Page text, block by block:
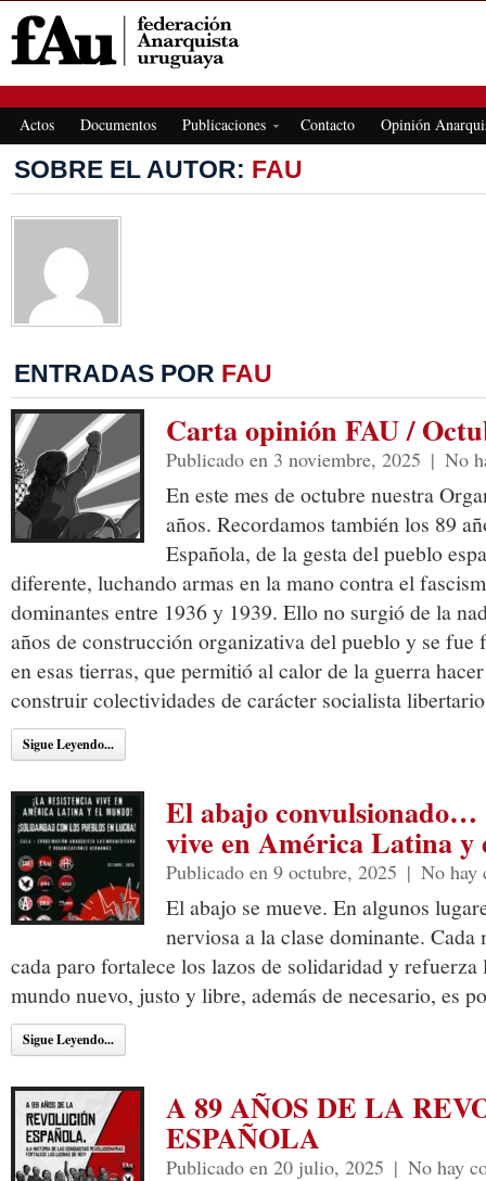
Actos Documentos Publicaciones Contacto Opinión
SOBRE EL AUTOR: FAU
ENTRADAS POR FAU
Carta opinión FAU /
Publicado en 3 noviembre, 2025 | No
En este mes de octubre nuestra
años. Recordamos también los 89
Española, de la gesta del pueblo
diferente, luchando armas en la mano contra el
dominantes entre 1936 y 1939. Ello no surgió de la
años de construcción organizativa del pueblo y se fue
en esas tierras, que permitió al calor de la guerra
construir colectividades de carácter socialista
Sigue Leyendo...
El abajo convulsionado…
vive en América Latina y
Publicado en 9 octubre, 2025 | No hay
El abajo se mueve. En algunos
nerviosa a la clase dominante. Cada
cada paro fortalece los lazos de solidaridad y
mundo nuevo, justo y libre, además de necesario, es
Sigue Leyendo...
A 89 AÑOS DE LA
ESPAÑOLA
Publicado en 20 julio, 2025 | No hay